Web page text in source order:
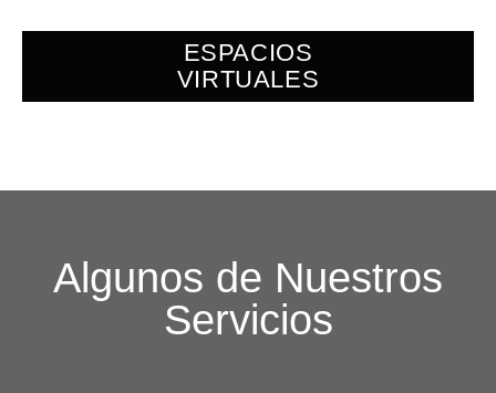
ESPACIOS
VIRTUALES
Algunos de Nuestros
Servicios